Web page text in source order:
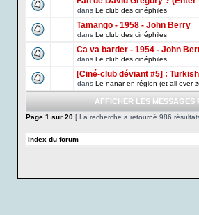
dans Le club des cinéphiles
Tamango - 1958 - John Berry
dans Le club des cinéphiles
Ca va barder - 1954 - John
dans Le club des cinéphiles
[Ciné-club déviant #5] :
dans Le nanar en région (et all over
AFFICHER LES MESSAGES
Page 1 sur 20 [ La recherche a retourné 986
Index du forum